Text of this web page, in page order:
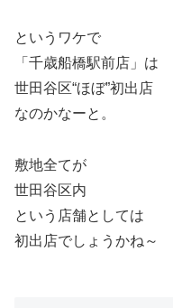
というワケで
「千歳船橋駅前店」は
世田谷区“ほぼ”初出店
なのかなーと。
敷地全てが
世田谷区内
という店舗としては
初出店でしょうかね～